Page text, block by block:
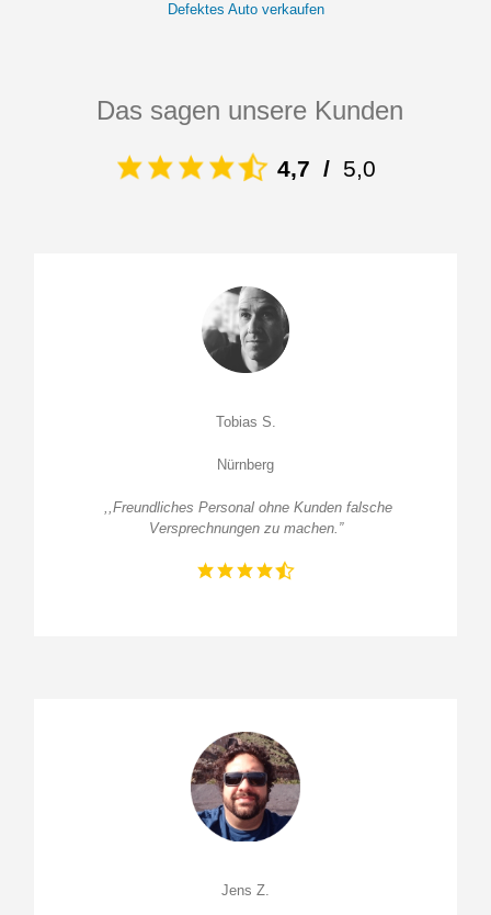
Defektes Auto verkaufen
Das sagen unsere Kunden
4,7 / 5,0
Tobias S.
Nürnberg
,,Freundliches Personal ohne Kunden falsche
Versprechnungen zu machen.”
Jens Z.